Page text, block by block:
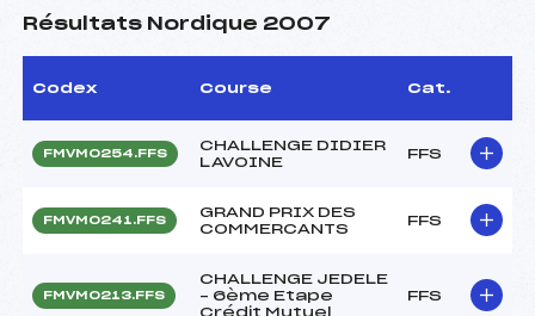
Résultats Nordique 2007
Codex Course Cat.
FMVM0254.FFS
CHALLENGE DIDIER
LAVOINE
FFS
FMVM0241.FFS
GRAND PRIX DES
COMMERCANTS
FFS
FMVM0213.FFS
CHALLENGE JEDELE
– 6ème Etape
Crédit Mutuel
FFS